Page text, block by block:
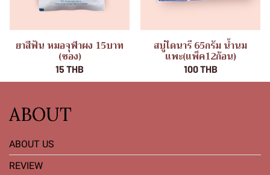
ยาสีฟัน หมอจุฬาผง 15บาท
(ซอง)
15 THB
สบู่ไดนารี 65กรัม น้ำนม
แพะ(แพ็ค12ก้อน)
100 THB
ABOUT
ABOUT US
REVIEW